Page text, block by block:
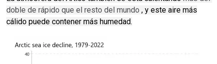
doble de rápido que el resto del mundo , y este aire más
cálido puede contener más humedad.